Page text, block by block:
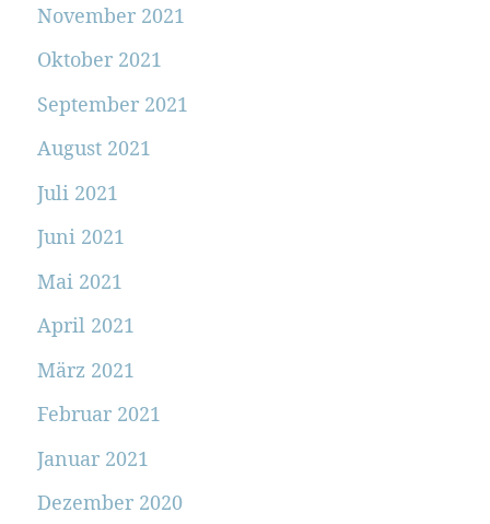
November 2021
Oktober 2021
September 2021
August 2021
Juli 2021
Juni 2021
Mai 2021
April 2021
März 2021
Februar 2021
Januar 2021
Dezember 2020